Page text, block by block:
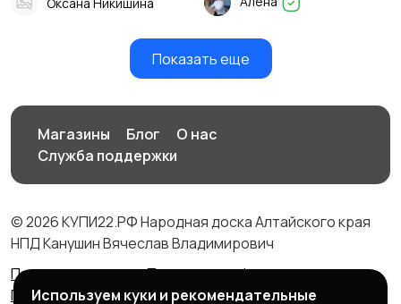
Показать еще
Магазины Блог
О нас
Служба поддержки
© 2026 КУПИ22.РФ Народная доска Алтайского края
НПД Канушин Вячеслав Владимирович
Правила сервиса
Политика конфиденциальности
Политика использования cookie
Используем куки и рекомендательные